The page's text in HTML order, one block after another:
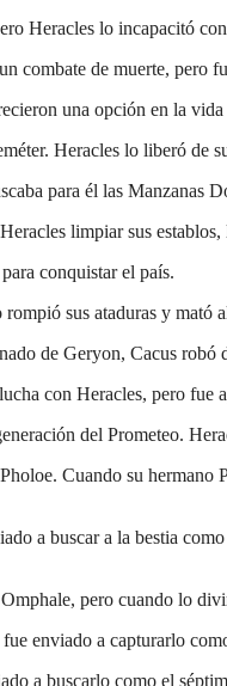
Heracles lo incapacitó
combate de muerte, pero
una opción en la
Heracles lo liberó
para él las Manzanas
limpiar sus
conquistar el país.
sus ataduras y mató
de Geryon, Cacus robó
con Heracles, pero fue
del Prometeo.
Cuando su
a buscar a la bestia
pero cuando lo
enviado a capturarlo
a buscarlo como el